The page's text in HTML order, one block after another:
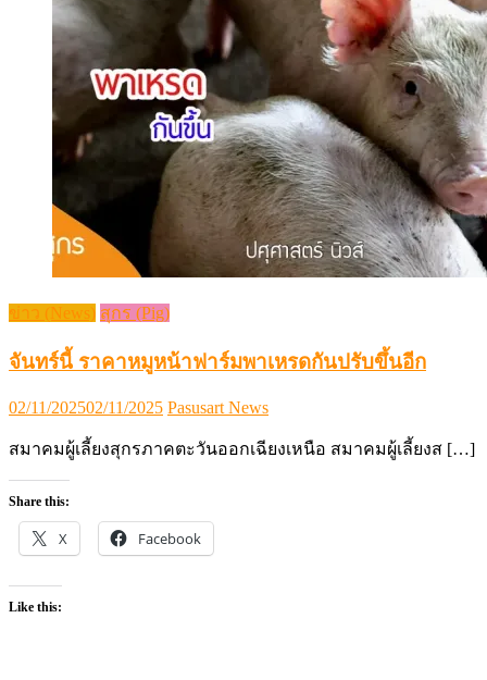
ข่าว (News) สุกร (Pig)
จันทร์นี้ ราคาหมูหน้าฟาร์มพาเหรดกันปรับขึ้นอีก
Posted
02/11/202502/11/2025 Author
Pasusart News
สมาคมผู้เลี้ยงสุกรภาคตะวันออกเฉียงเหนือ สมาคมผู้เลี้ยงส […]
Share this:
X Facebook
Like this: